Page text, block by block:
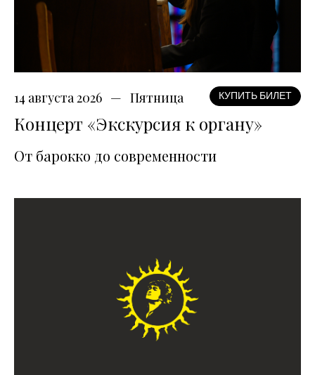
14 августа 2026 Пятница КУПИТЬ БИЛЕТ
Концерт «Экскурсия к органу»
От барокко до современности